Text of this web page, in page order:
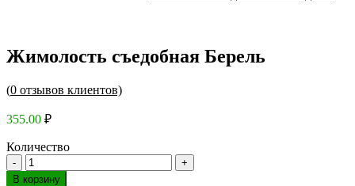
Жимолость съедобная Берель
(0 отзывов клиентов)
355.00 ₽
Количество
В корзину